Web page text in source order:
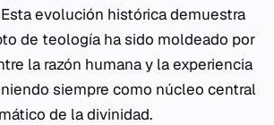
evolución histórica demuestra
de teología ha sido moldeado por
la razón humana y la experiencia
siempre como núcleo central
de la divinidad.